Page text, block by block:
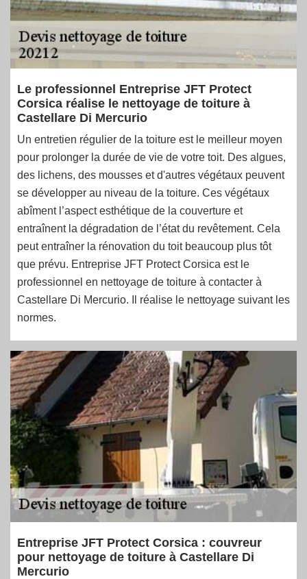
Le professionnel Entreprise JFT Protect
Corsica réalise le nettoyage de toiture à
Castellare Di Mercurio
Un entretien régulier de la toiture est le meilleur moyen
pour prolonger la durée de vie de votre toit. Des algues,
des lichens, des mousses et d'autres végétaux peuvent
se développer au niveau de la toiture. Ces végétaux
abîment l’aspect esthétique de la couverture et
entraînent la dégradation de l’état du revêtement. Cela
peut entraîner la rénovation du toit beaucoup plus tôt
que prévu. Entreprise JFT Protect Corsica est le
professionnel en nettoyage de toiture à contacter à
Castellare Di Mercurio. Il réalise le nettoyage suivant les
normes.
Entreprise JFT Protect Corsica : couvreur
pour nettoyage de toiture à Castellare Di
Mercurio